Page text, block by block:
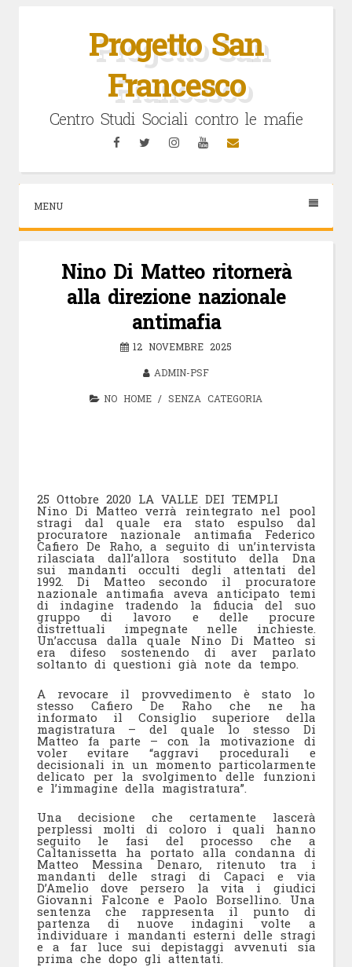
Progetto San
Francesco
Centro Studi Sociali contro le mafie
FacebookTwitterInstagramYouTubeEmail
MENU
Nino Di Matteo ritornerà
alla direzione nazionale
antimafia
12 NOVEMBRE 2025
ADMIN-PSF
NO HOME / SENZA CATEGORIA
25 Ottobre 2020 LA VALLE DEI TEMPLI
Nino Di Matteo verrà reintegrato nel pool
stragi dal quale era stato espulso dal
procuratore nazionale antimafia Federico
Cafiero De Raho, a seguito di un’intervista
rilasciata dall’allora sostituto della Dna
sui mandanti occulti degli attentati del
1992. Di Matteo secondo il procuratore
nazionale antimafia aveva anticipato temi
di indagine tradendo la fiducia del suo
gruppo di lavoro e delle procure
distrettuali impegnate nelle inchieste.
Un’accusa dalla quale Nino Di Matteo si
era difeso sostenendo di aver parlato
soltanto di questioni già note da tempo.
A revocare il provvedimento è stato lo
stesso Cafiero De Raho che ne ha
informato il Consiglio superiore della
magistratura – del quale lo stesso Di
Matteo fa parte – con la motivazione di
voler evitare “aggravi procedurali e
decisionali in un momento particolarmente
delicato per la svolgimento delle funzioni
e l’immagine della magistratura”.
Una decisione che certamente lascerà
perplessi molti di coloro i quali hanno
seguito le fasi del processo che a
Caltanissetta ha portato alla condanna di
Matteo Messina Denaro, ritenuto tra i
mandanti delle stragi di Capaci e via
D’Amelio dove persero la vita i giudici
Giovanni Falcone e Paolo Borsellino. Una
sentenza che rappresenta il punto di
partenza di nuove indagini volte a
individuare i mandanti esterni delle stragi
e a far luce sui depistaggi avvenuti sia
prima che dopo gli attentati.